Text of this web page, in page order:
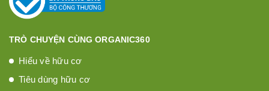
TRÒ CHUYỆN CÙNG ORGANIC360
Hiểu về hữu cơ
Tiêu dùng hữu cơ